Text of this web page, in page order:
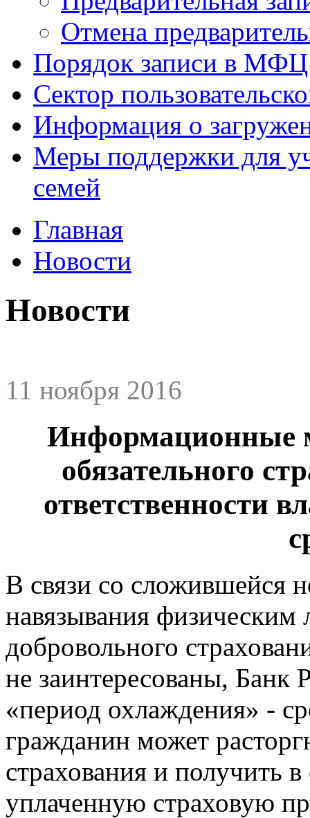
Отмена
Порядок записи в МФЦ
Сектор
Информация о
Меры поддержки для
семей
Главная
Новости
Новости
11 ноября 2016
Информационные
обязательного
ответственности
В связи со сложившейся
навязывания физическим
добровольного
не заинтересованы, Банк
«период охлаждения» -
гражданин может
страхования и получить
уплаченную страховую